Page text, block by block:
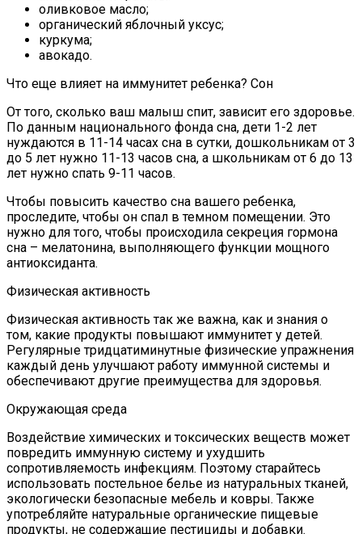
оливковое масло;
органический яблочный уксус;
куркума;
авокадо.
Что еще влияет на иммунитет ребенка? Сон
От того, сколько ваш малыш спит, зависит его здоровье.
По данным национального фонда сна, дети 1-2 лет
нуждаются в 11-14 часах сна в сутки, дошкольникам от 3
до 5 лет нужно 11-13 часов сна, а школьникам от 6 до 13
лет нужно спать 9-11 часов.
Чтобы повысить качество сна вашего ребенка,
проследите, чтобы он спал в темном помещении. Это
нужно для того, чтобы происходила секреция гормона
сна – мелатонина, выполняющего функции мощного
антиоксиданта.
Физическая активность
Физическая активность так же важна, как и знания о
том, какие продукты повышают иммунитет у детей.
Регулярные тридцатиминутные физические упражнения
каждый день улучшают работу иммунной системы и
обеспечивают другие преимущества для здоровья.
Окружающая среда
Воздействие химических и токсических веществ может
повредить иммунную систему и ухудшить
сопротивляемость инфекциям. Поэтому старайтесь
использовать постельное белье из натуральных тканей,
экологически безопасные мебель и ковры. Также
употребляйте натуральные органические пищевые
продукты, не содержащие пестициды и добавки.